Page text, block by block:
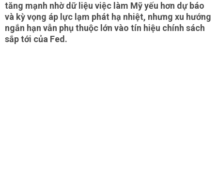
tăng mạnh nhờ dữ liệu việc làm Mỹ yếu hơn dự báo
và kỳ vọng áp lực lạm phát hạ nhiệt, nhưng xu hướng
ngắn hạn vẫn phụ thuộc lớn vào tín hiệu chính sách
sắp tới của Fed.